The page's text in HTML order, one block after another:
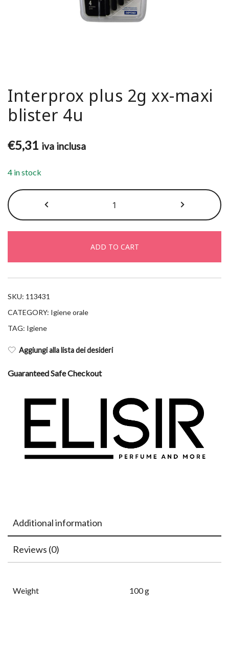
Interprox plus 2g xx-maxi
blister 4u
€5,31 iva inclusa
4 in stock
plus
2g
maxi
blister
4u
ADD TO CART
SKU: 113431
CATEGORY: Igiene orale
TAG: Igiene
Aggiungi alla lista dei desideri
Guaranteed Safe Checkout
Additional information
Reviews (0)
Weight 100 g